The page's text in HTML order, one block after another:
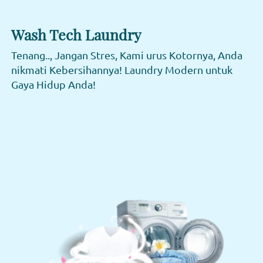
Wash Tech Laundry
Tenang.., Jangan Stres, Kami urus Kotornya, Anda
nikmati Kebersihannya! Laundry Modern untuk
Gaya Hidup Anda!